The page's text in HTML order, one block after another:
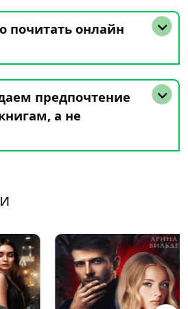
почитать онлайн
предпочтение
а не